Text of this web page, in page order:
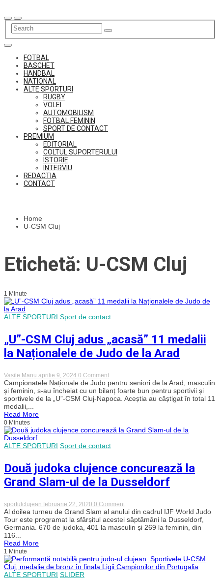
to
content
FOTBAL
BASCHET
HANDBAL
NATIONAL
ALTE SPORTURI
RUGBY
VOLEI
AUTOMOBILISM
FOTBAL FEMININ
SPORT DE CONTACT
PREMIUM
EDITORIAL
COLTUL SUPORTERULUI
ISTORIE
INTERVIU
REDACTIA
CONTACT
Home
U-CSM Cluj
Etichetă: U-CSM Cluj
1 Minute
ALTE SPORTURI Sport de contact
„U”-CSM Cluj adus „acasă” 11 medalii
la Naționalele de Judo de la Arad
Vasile Manu aprilie 9, 2024 0 Commenton
„U”-
CSM
Cluj
adus
la
de
Judo
Arad
Campionatele Naționale de Judo pentru seniori de la Arad, masculin
și feminin, s-au încheiat cu un bilanț foarte bun pentru sportivii și
sportivele de la „U”-CSM Cluj-Napoca. Aceștia au câștigat în total 11
medalii,...
Read More
0 Minutes
ALTE SPORTURI Sport de contact
Două judoka clujence concurează la
Grand Slam-ul de la Dusseldorf
sportulclujean februarie 22, 2020 0 Commenton
Două
judoka
clujence
concurează
ul
de
la
Al doilea turneu de Grand Slam al anului din cadrul IJF World Judo
Tour este programat la sfârșitul acestei săptămâni la Dusseldorf,
Germania. 670 de judoka, 401 la masculin și 269 la feminin, din
116...
Read More
1 Minute
ALTE SPORTURI SLIDER